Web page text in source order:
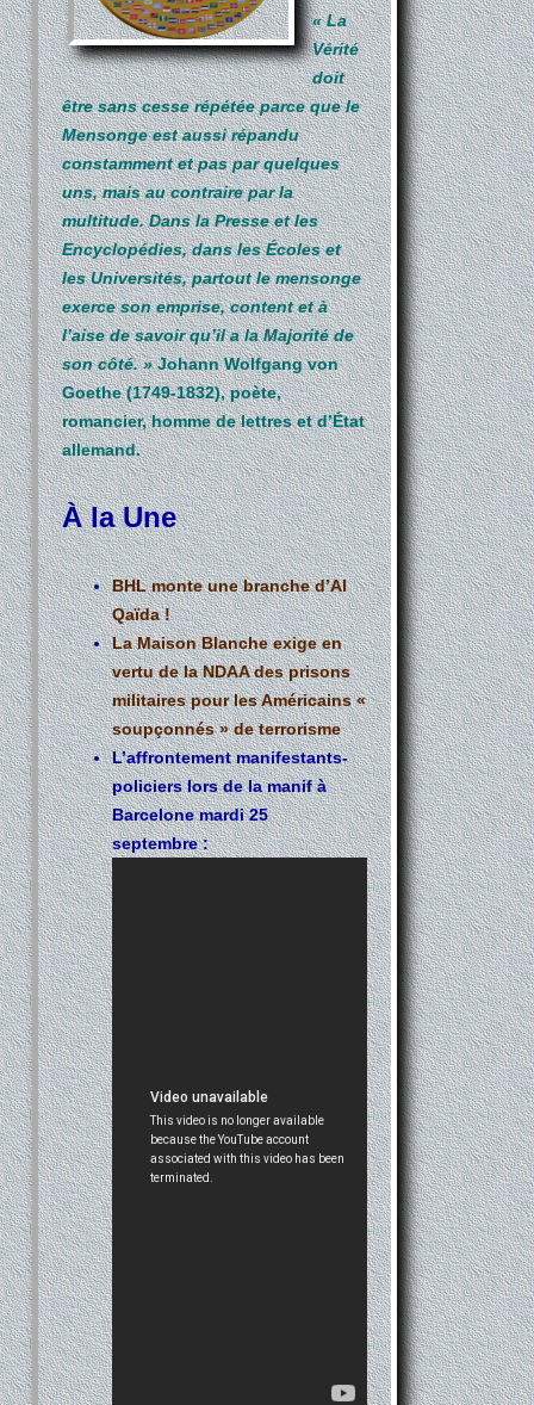
« La
Vérité
doit
être sans cesse répétée parce que le
Mensonge est aussi répandu
constamment et pas par quelques
uns, mais au contraire par la
multitude. Dans la Presse et les
Encyclopédies, dans les Écoles et
les Universités, partout le mensonge
exerce son emprise, content et à
l’aise de savoir qu’il a la Majorité de
son côté. »Johann Wolfgang von
Goethe (1749-1832), poète,
romancier, homme de lettres et d’État
allemand.
À la Une
BHL monte une branche d’Al
Qaïda !
La Maison Blanche exige en
vertu de la NDAA des prisons
militaires pour les Américains «
soupçonnés » de terrorisme
L’affrontement manifestants-
policiers lors de la manif à
Barcelone mardi 25
septembre :